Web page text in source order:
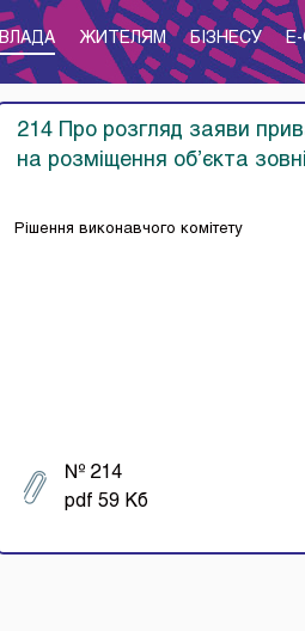
ВЛАДА ЖИТЕЛЯМ БІЗНЕСУ
214 Про розгляд заяви
на розміщення об’єкта
Рішення виконавчого комітету
№ 214
pdf 59 Кб